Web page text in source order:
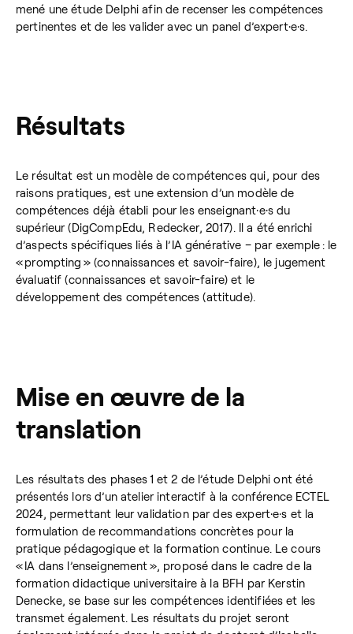
mené une étude Delphi afin de recenser les compétences
pertinentes et de les valider avec un panel d’expert·e·s.
Résultats
Le résultat est un modèle de compétences qui, pour des
raisons pratiques, est une extension d’un modèle de
compétences déjà établi pour les enseignant·e·s du
supérieur (DigCompEdu, Redecker, 2017). Il a été enrichi
d’aspects spécifiques liés à l’IA générative – par exemple : le
« prompting » (connaissances et savoir-faire), le jugement
évaluatif (connaissances et savoir-faire) et le
développement des compétences (attitude).
Mise en œuvre de la
translation
Les résultats des phases 1 et 2 de l’étude Delphi ont été
présentés lors d’un atelier interactif à la conférence ECTEL
2024, permettant leur validation par des expert·e·s et la
formulation de recommandations concrètes pour la
pratique pédagogique et la formation continue. Le cours
« IA dans l’enseignement », proposé dans le cadre de la
formation didactique universitaire à la BFH par Kerstin
Denecke, se base sur les compétences identifiées et les
transmet également. Les résultats du projet seront